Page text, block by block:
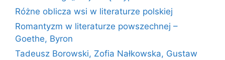
Różne oblicza wsi w literaturze polskiej
Romantyzm w literaturze powszechnej –
Goethe, Byron
Tadeusz Borowski, Zofia Nałkowska, Gustaw